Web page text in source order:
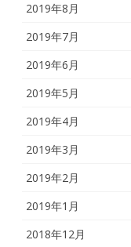
2019年8月
2019年7月
2019年6月
2019年5月
2019年4月
2019年3月
2019年2月
2019年1月
2018年12月